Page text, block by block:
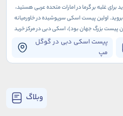
پیست اسکی دبی در گوگل
مپ
برای غلبه بر گرما در امارات متحده عربی هستید،
اولین پیست اسکی سرپوشیده در خاورمیانه
2018 سومین پیست بزرگ جهان بود)، اسکی دبی در مرکز خرید
که به خودی خود یک جاذبه بی‌نظیر در دبی است.
وبلاگ